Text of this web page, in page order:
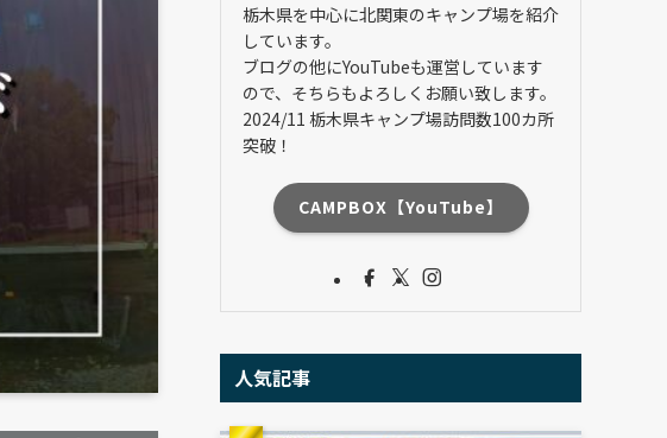
栃木県を中心に北関東のキャンプ場を紹介
しています。
ブログの他にYouTubeも運営しています
ので、そちらもよろしくお願い致します。
2024/11 栃木県キャンプ場訪問数100カ所
突破！
CAMPBOX【YouTube】
人気記事